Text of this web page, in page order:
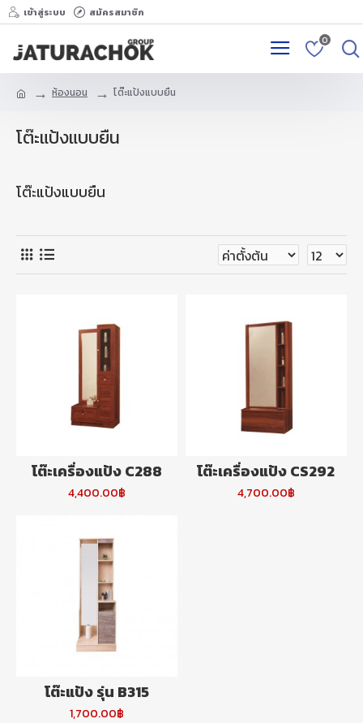
เข้าสู่ระบบ สมัครสมาชิก
0
ห้องนอน โต๊ะแป้งแบบยืน
โต๊ะแป้งแบบยืน
โต๊ะแป้งแบบยืน
โต๊ะเครื่องแป้ง C288
4,400.00฿
โต๊ะเครื่องแป้ง CS292
4,700.00฿
โต๊ะแป้ง รุ่น B315
1,700.00฿